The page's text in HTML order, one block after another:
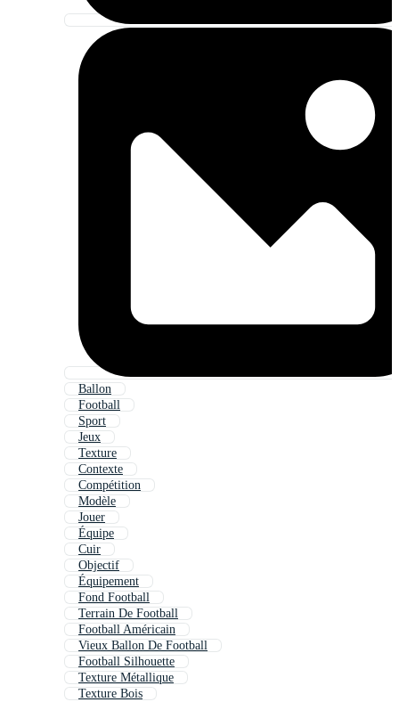
Ballon
Football
Sport
Jeux
Texture
Contexte
Compétition
Modèle
Jouer
Équipe
Cuir
Objectif
Équipement
Fond Football
Terrain De Football
Football Américain
Vieux Ballon De Football
Football Silhouette
Texture Métallique
Texture Bois